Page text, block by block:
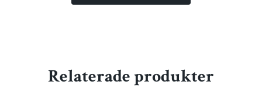
Relaterade produkter